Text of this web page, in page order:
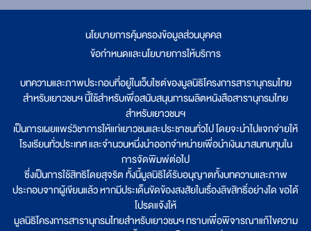
นโยบายการคุ้มครองข้อมูลส่วนบุคคล
ข้อกำหนดและนโยบายการให้บริการ
บทความและภาพประกอบที่อยู่ในเว็บไซต์ของมูลนิธิโครงการสารานุกรมไทย
สำหรับเยาวชนฯ นี้ใช้สำหรับเพื่อสนับสนุนการผลิตหนังสือสารานุกรมไทย
สำหรับเยาวชนฯ
เป็นการเผยแพร่วิชาการให้แก่เยาวชนและประชาชนทั่วไป โดยจะนำไปแจกจ่ายให้
โรงเรียนทั่วประเทศ และจำนวนหนึ่งนำออกจำหน่ายเพื่อนำเงินมาสมทบทุนใน
การจัดพิมพ์ต่อไป
ซึ่งเป็นการใช้สิทธิโดยสุจริต ทั้งนี้มูลนิธิได้รับอนุญาตทั้งบทความและภาพ
ประกอบจากผู้เขียนแล้ว หากมีประเด็นขัดข้องสงสัยในเรื่องลิขสิทธิ์อย่างใด ขอได้
โปรดแจ้งให้
มูลนิธิโครงการสารานุกรมไทยสำหรับเยาวชนฯ ทราบเพื่อพิจารณาแก้ไขความ